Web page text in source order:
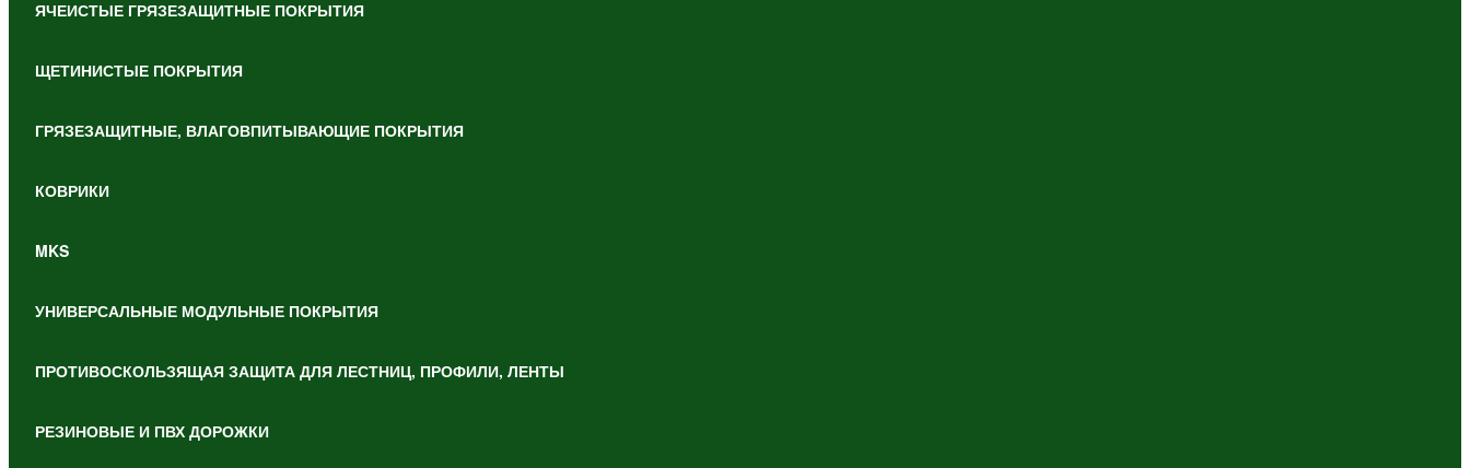
ЯЧЕИСТЫЕ ГРЯЗЕЗАЩИТНЫЕ ПОКРЫТИЯ
ЩЕТИНИСТЫЕ ПОКРЫТИЯ
ГРЯЗЕЗАЩИТНЫЕ, ВЛАГОВПИТЫВАЮЩИЕ ПОКРЫТИЯ
КОВРИКИ
MKS
УНИВЕРСАЛЬНЫЕ МОДУЛЬНЫЕ ПОКРЫТИЯ
ПРОТИВОСКОЛЬЗЯЩАЯ ЗАЩИТА ДЛЯ ЛЕСТНИЦ, ПРОФИЛИ, ЛЕНТЫ
РЕЗИНОВЫЕ И ПВХ ДОРОЖКИ